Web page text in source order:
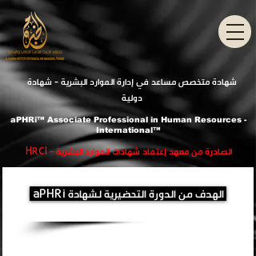
ﺷﻬﺎدة ﻣﺘﺨﺼﺺ ﻣﺴﺎﻋﺪ في إدارة الموارد البشرية - ﺷﻬﺎدة
دوﻟﻴﺔ
aPHRi™ Associate Professional in Human Resources -
International™
الصادرة من معهد إعتماد شهادات الموارد البشرية - HRCI
aPHRi الهدف من الدورة التحضيرية لشهادة